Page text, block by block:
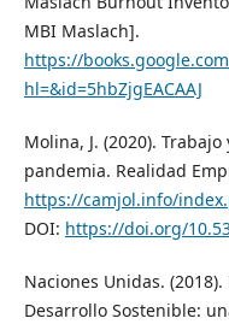
MBI Maslach].
https://
hl=&id=5hbZjgEACAAJ
Molina, J. (2020).
pandemia. Realidad
https://camjol.info/
DOI: https://doi.org/
Naciones Unidas.
Desarrollo Sostenible: